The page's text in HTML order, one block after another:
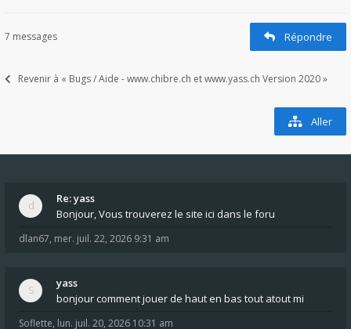
7 messages Répondre
Revenir à « Bugs / Aide - www.chibre.ch et www.yass.ch Version 2020 »
Aller
Re: yass
Bonjour, Vous trouverez le site ici dans le foru
dlan67, mer. juil. 22, 2026 9:31 am
yass
bonjour comment jouer de haut en bas tout atout mi
Soflette, lun. juil. 20, 2026 10:31 am